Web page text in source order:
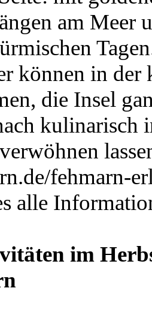
am Meer
können in der
die Insel
kulinarisch
fehmarn-
alle
im